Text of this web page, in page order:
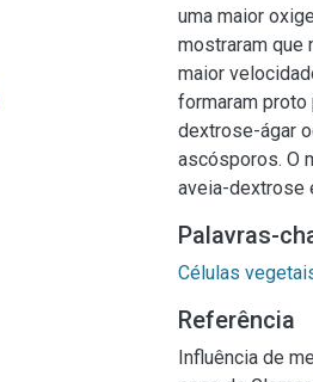
uma maior
mostraram que
maior
formaram
dextrose-ágar
ascósporos. O
aveia-dextrose
Palavras-
Células
Referência
Influência de